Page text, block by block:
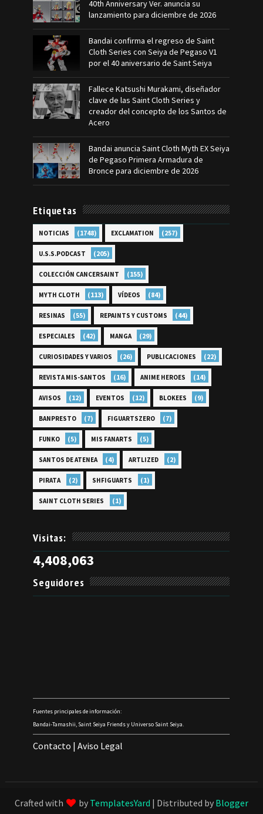
40th Anniversary Ver. anuncia su
lanzamiento para diciembre de 2026
Bandai confirma el regreso de Saint
Cloth Series con Seiya de Pegaso V1
por el 40 aniversario de Saint Seiya
Fallece Katsushi Murakami, diseñador
clave de las Saint Cloth Series y
creador del concepto de los Santos de
Acero
Bandai anuncia Saint Cloth Myth EX Seiya
de Pegaso Primera Armadura de
Bronce para diciembre de 2026
Etiquetas
NOTICIAS (1748) EXCLAMATION (257)
U.S.S.PODCAST (205)
COLECCIÓN CANCERSAINT (155)
MYTH CLOTH (113) VÍDEOS (84)
RESINAS (55) REPAINTS Y CUSTOMS (44)
ESPECIALES (42) MANGA (29)
CURIOSIDADES Y VARIOS (26) PUBLICACIONES (22)
REVISTA MIS-SANTOS (16) ANIME HEROES (14)
AVISOS (12) EVENTOS (12) BLOKEES (9)
BANPRESTO (7) FIGUARTSZERO (7)
FUNKO (5) MIS FANARTS (5)
SANTOS DE ATENEA (4) ARTLIZED (2)
PIRATA (2) SHFIGUARTS (1)
SAINT CLOTH SERIES (1)
Visitas:
4,408,063
Seguidores
Fuentes principales de información:
Bandai-Tamashii, Saint Seiya Friends y Universo Saint Seiya.
Contacto |Aviso Legal
Crafted with by TemplatesYard | Distributed by Blogger